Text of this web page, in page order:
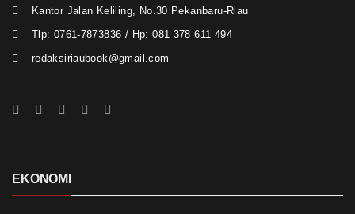
Kantor Jalan Keliling, No.30 Pekanbaru-Riau
Tlp: 0761-7873836 / Hp: 081 378 611 494
redaksiriaubook@gmail.com
EKONOMI